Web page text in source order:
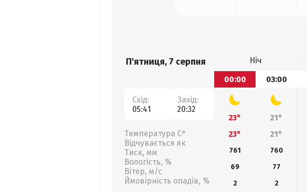
П'ятниця, 7 серпня
Схід:
05:41
Захід:
20:32
Температура С°
Відчувається як
Тиск, мм
Вологість, %
Вітер, м/с
Ймовірність опадів, %
Ніч
00:00
03:00
23° 21°
23°
21°
761 760
69
77
2
2